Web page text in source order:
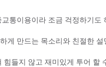
통이용이라 조금 걱정하기도
게 만드는 목소리와 친절한 설
힘들지 않고 재미있게 투어 할